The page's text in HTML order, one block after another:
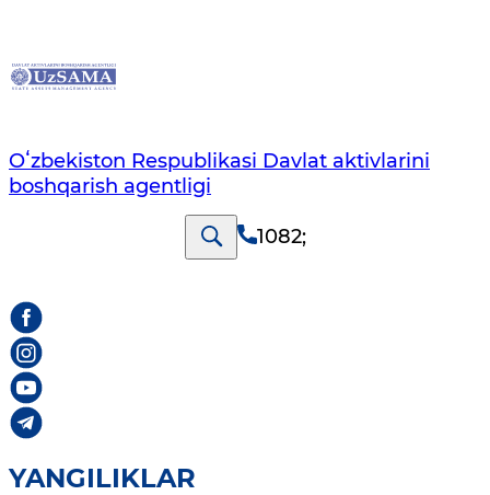
Oʻzbekiston Respublikasi Davlat aktivlarini
boshqarish agentligi
1082;
YANGILIKLAR